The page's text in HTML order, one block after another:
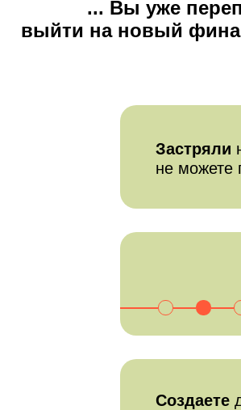
... Вы уже
выйти на новый
Застряли
не можете
Создаете